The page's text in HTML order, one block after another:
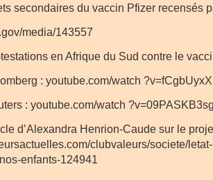
secondaires du vaccin Pfizer recensés
media/143557
en Afrique du Sud contre le
: youtube.com/watch
: youtube.com/watch
d’Alexandra Henrion-Caude sur le
clubvaleurs/societe/
enfants-124941